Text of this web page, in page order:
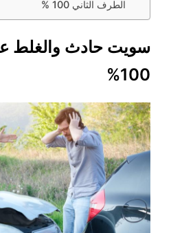
الطرف الثاني 100 %
سويت حادث والغلط
100%